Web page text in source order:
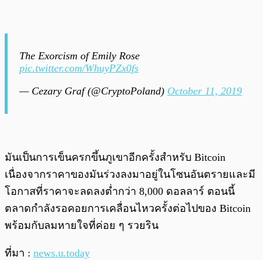
The Exorcism of Emily Rose
pic.twitter.com/WhuyPZx0fs
— Cezary Graf (@CryptoPoland) October 11, 2019
มันเป็นการเข็นครกขึ้นภูเขาอีกครั้งสำหรับ Bitcoin
เนื่องจากราคาของมันร่วงลงมาอยู่ในโซนอันตรายและมี
โอกาสที่ราคาจะลดลงต่ำกว่า 8,000 ดอลลาร์ ตอนนี้
ตลาดกำลังรอคอยการเคลื่อนไหวครั้งต่อไปของ Bitcoin
พร้อมกับลมหายใจที่ค่อย ๆ รวยริน
ที่มา : news.u.today